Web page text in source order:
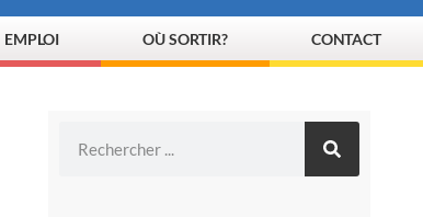
EMPLOI OÙ SORTIR? CONTACT